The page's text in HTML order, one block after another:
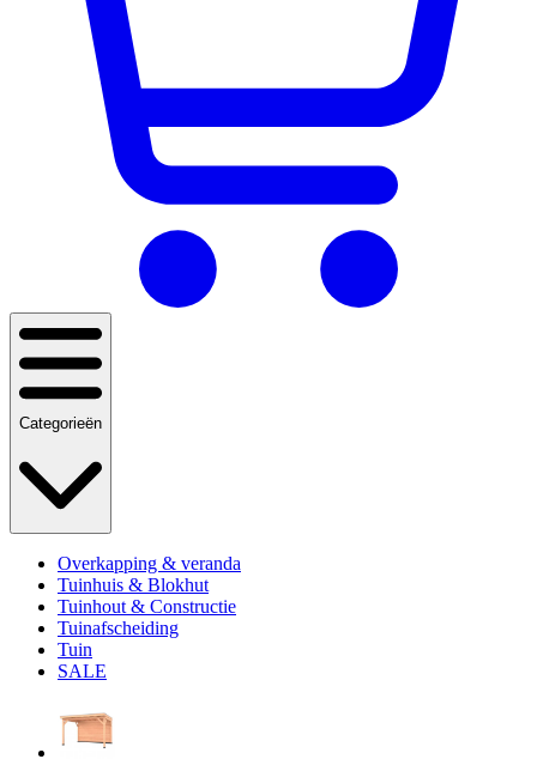
Categorieën
Overkapping & veranda
Tuinhuis & Blokhut
Tuinhout & Constructie
Tuinafscheiding
Tuin
SALE